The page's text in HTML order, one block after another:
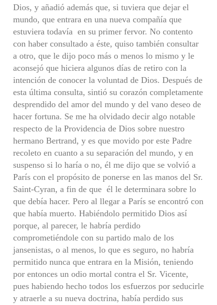
Dios, y añadió además que, si tuviera que dejar el
mundo, que entrara en una nueva compañía que
estuviera todavía en su primer fervor. No contento
con haber consultado a éste, quiso también consultar
a otro, que le dijo poco más o menos lo mismo y le
aconsejó que hiciera algunos días de retiro con la
intención de conocer la voluntad de Dios. Después de
esta última consulta, sintió su corazón completamente
desprendido del amor del mundo y del vano deseo de
hacer fortuna. Se me ha olvidado decir algo notable
respecto de la Providencia de Dios sobre nuestro
hermano Bertrand, y es que movido por este Padre
recoleto en cuanto a su separación del mundo, y en
suspenso si lo haría o no, él me dijo que se volvió a
París con el propósito de ponerse en las manos del Sr.
Saint-Cyran, a fin de que él le determinara sobre lo
que debía hacer. Pero al llegar a París se encontró con
que había muerto. Habiéndolo permitido Dios así
porque, al parecer, le habría perdido
comprometiéndole con su partido malo de los
jansenistas, o al menos, lo que es seguro, no habría
permitido nunca que entrara en la Misión, teniendo
por entonces un odio mortal contra el Sr. Vicente,
pues habiendo hecho todos los esfuerzos por seducirle
y atraerle a su nueva doctrina, había perdido sus